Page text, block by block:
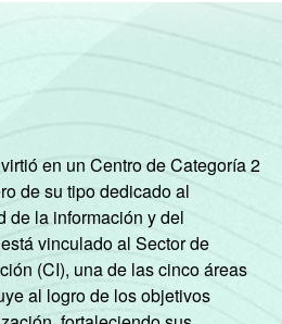
en un Centro de Categoría 2
de su tipo dedicado al
de la información y del
vinculado al Sector de
(CI), una de las cinco áreas
al logro de los objetivos